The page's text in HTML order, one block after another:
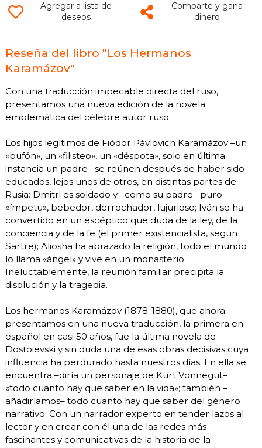
Agregar a lista de
deseos
Comparte y gana
dinero
Reseña del libro "Los Hermanos
Karamázov"
Con una traducción impecable directa del ruso,
presentamos una nueva edición de la novela
emblemática del célebre autor ruso.
Los hijos legítimos de Fiódor Pávlovich Karamázov –un
«bufón», un «filisteo», un «déspota», solo en última
instancia un padre– se reúnen después de haber sido
educados, lejos unos de otros, en distintas partes de
Rusia: Dmitri es soldado y –como su padre– puro
«ímpetu», bebedor, derrochador, lujurioso; Iván se ha
convertido en un escéptico que duda de la ley, de la
conciencia y de la fe (el primer existencialista, según
Sartre); Aliosha ha abrazado la religión, todo el mundo
lo llama «ángel» y vive en un monasterio.
Ineluctablemente, la reunión familiar precipita la
disolución y la tragedia.
Los hermanos Karamázov (1878-1880), que ahora
presentamos en una nueva traducción, la primera en
español en casi 50 años, fue la última novela de
Dostoievski y sin duda una de esas obras decisivas cuya
influencia ha perdurado hasta nuestros días. En ella se
encuentra –diría un personaje de Kurt Vonnegut–
«todo cuanto hay que saber en la vida»; también –
añadiríamos– todo cuanto hay que saber del género
narrativo. Con un narrador experto en tender lazos al
lector y en crear con él una de las redes más
fascinantes y comunicativas de la historia de la